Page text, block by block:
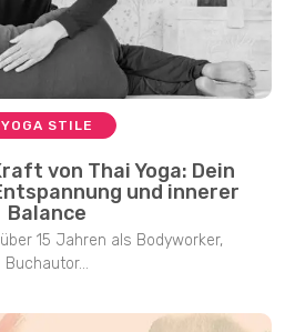
YOGA STILE
von Thai Yoga: Dein
und innerer
Balance
15 Jahren als Bodyworker,
Buchautor...